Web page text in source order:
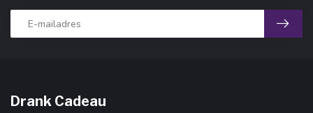
Drank Cadeau